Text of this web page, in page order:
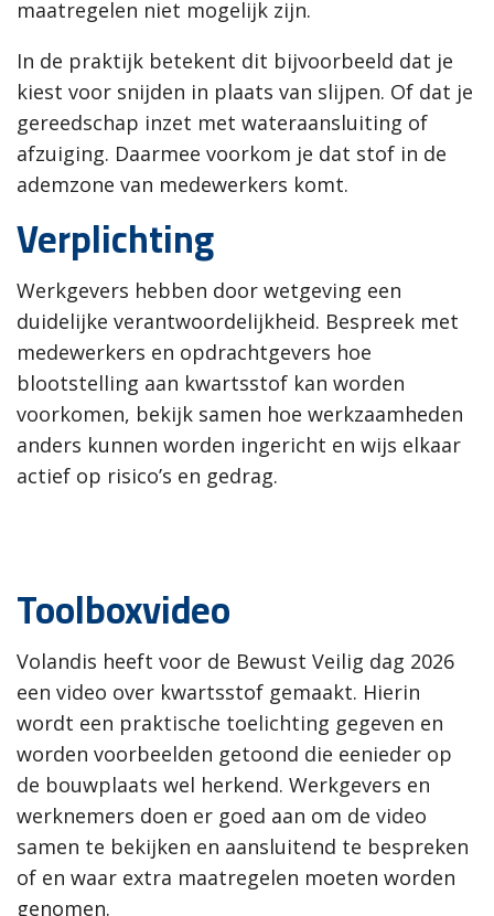
maatregelen niet mogelijk zijn.
In de praktijk betekent dit bijvoorbeeld dat je
kiest voor snijden in plaats van slijpen. Of dat je
gereedschap inzet met wateraansluiting of
afzuiging. Daarmee voorkom je dat stof in de
ademzone van medewerkers komt.
Verplichting
Werkgevers hebben door wetgeving een
duidelijke verantwoordelijkheid. Bespreek met
medewerkers en opdrachtgevers hoe
blootstelling aan kwartsstof kan worden
voorkomen, bekijk samen hoe werkzaamheden
anders kunnen worden ingericht en wijs elkaar
actief op risico’s en gedrag.
Toolboxvideo
Volandis heeft voor de Bewust Veilig dag 2026
een video over kwartsstof gemaakt. Hierin
wordt een praktische toelichting gegeven en
worden voorbeelden getoond die eenieder op
de bouwplaats wel herkend. Werkgevers en
werknemers doen er goed aan om de video
samen te bekijken en aansluitend te bespreken
of en waar extra maatregelen moeten worden
genomen.